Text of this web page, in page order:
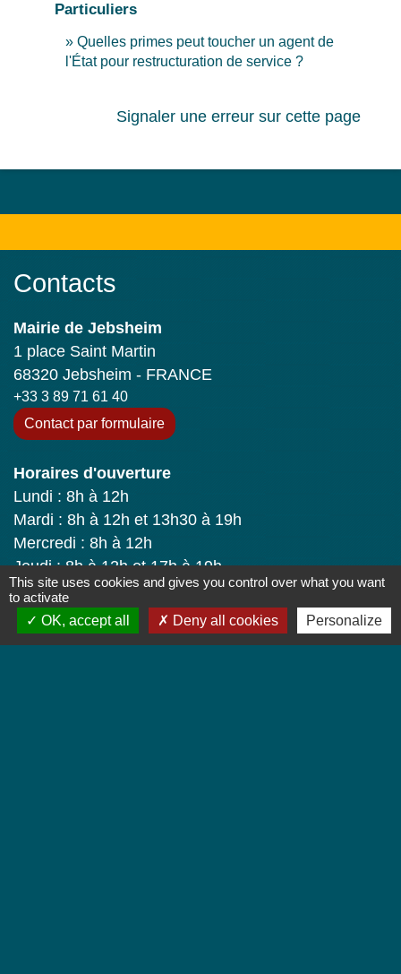
Particuliers
Quelles primes peut toucher un agent de
l'État pour restructuration de service ?
Signaler une erreur sur cette page
Contacts
Mairie de Jebsheim
1 place Saint Martin
68320 Jebsheim - FRANCE
+33 3 89 71 61 40
Contact par formulaire
Horaires d'ouverture
Lundi : 8h à 12h
Mardi : 8h à 12h et 13h30 à 19h
Mercredi : 8h à 12h
Jeudi : 8h à 12h et 17h à 19h
Vendredi : 8h à 12h
This site uses cookies and gives you control over what you want
to activate
OK, accept all
Deny all cookies Personalize